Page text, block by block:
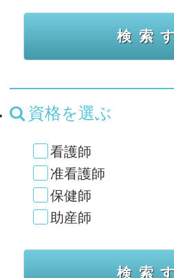
資格を選ぶ
看護師
准看護師
保健師
助産師